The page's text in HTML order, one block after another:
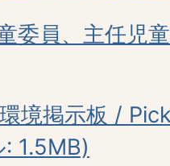
委員、主任児
境掲示板 /
1.5MB)